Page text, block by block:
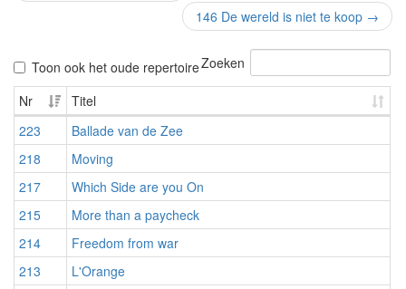
146 De wereld is niet te koop →
Toon ook het oude repertoireZoeken
Nr
Titel
223
Ballade van de Zee
218
Moving
217
Which Side are you On
215
More than a paycheck
214
Freedom from war
213
L'Orange